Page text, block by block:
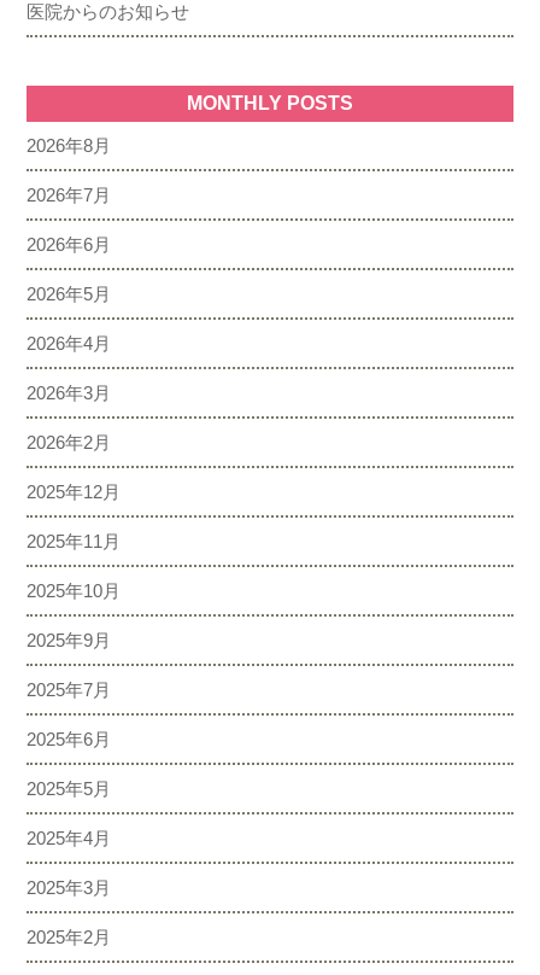
医院からのお知らせ
MONTHLY POSTS
2026年8月
2026年7月
2026年6月
2026年5月
2026年4月
2026年3月
2026年2月
2025年12月
2025年11月
2025年10月
2025年9月
2025年7月
2025年6月
2025年5月
2025年4月
2025年3月
2025年2月